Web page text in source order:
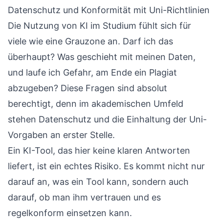
Datenschutz und Konformität mit Uni-Richtlinien
Die Nutzung von KI im Studium fühlt sich für
viele wie eine Grauzone an. Darf ich das
überhaupt? Was geschieht mit meinen Daten,
und laufe ich Gefahr, am Ende ein Plagiat
abzugeben? Diese Fragen sind absolut
berechtigt, denn im akademischen Umfeld
stehen Datenschutz und die Einhaltung der Uni-
Vorgaben an erster Stelle.
Ein KI-Tool, das hier keine klaren Antworten
liefert, ist ein echtes Risiko. Es kommt nicht nur
darauf an, was ein Tool kann, sondern auch
darauf, ob man ihm vertrauen und es
regelkonform einsetzen kann.